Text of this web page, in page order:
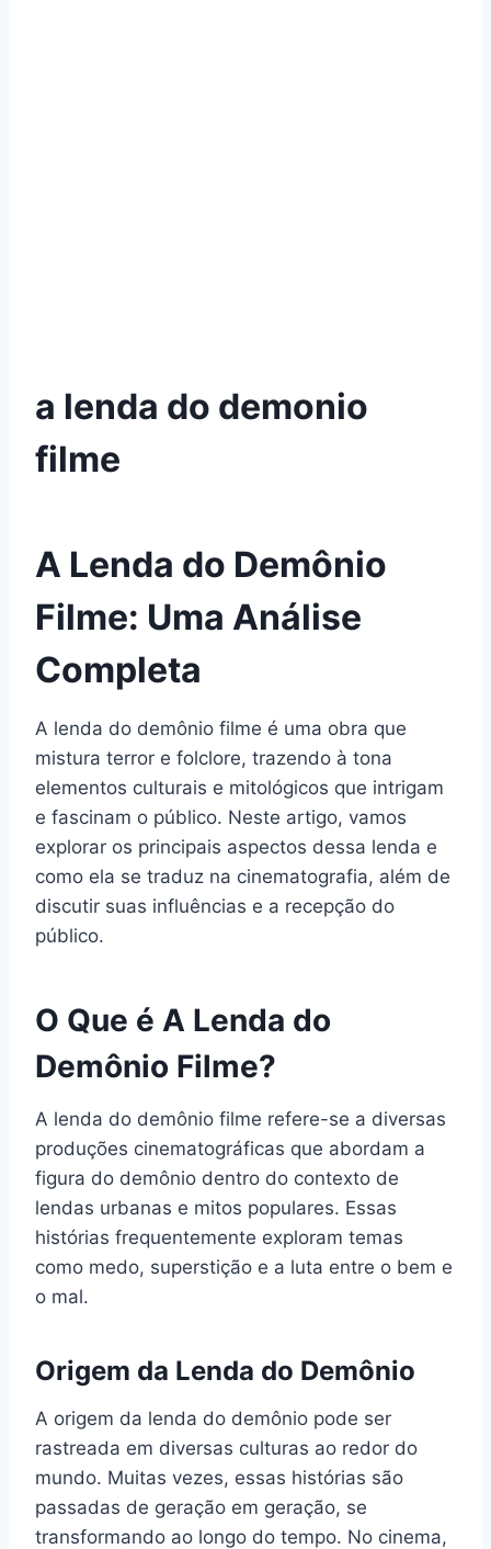
a lenda do demonio
filme
A Lenda do Demônio
Filme: Uma Análise
Completa
A lenda do demônio filme é uma obra que
mistura terror e folclore, trazendo à tona
elementos culturais e mitológicos que intrigam
e fascinam o público. Neste artigo, vamos
explorar os principais aspectos dessa lenda e
como ela se traduz na cinematografia, além de
discutir suas influências e a recepção do
público.
O Que é A Lenda do
Demônio Filme?
A lenda do demônio filme refere-se a diversas
produções cinematográficas que abordam a
figura do demônio dentro do contexto de
lendas urbanas e mitos populares. Essas
histórias frequentemente exploram temas
como medo, superstição e a luta entre o bem e
o mal.
Origem da Lenda do Demônio
A origem da lenda do demônio pode ser
rastreada em diversas culturas ao redor do
mundo. Muitas vezes, essas histórias são
passadas de geração em geração, se
transformando ao longo do tempo. No cinema,